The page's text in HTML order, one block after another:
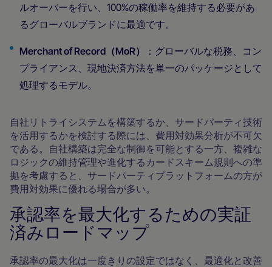
ルオーバーを行い、100%の稼働率を維持する必要があ
るグローバルブランドに最適です。
Merchant of Record（MoR）
：グローバルな税務、コン
プライアンス、現地決済方法を単一のパッケージとして
処理するモデル。
自社リトライシステムを構築するか、サードパーティ技術
を活用するかを検討する際には、費用対効果分析が不可欠
である。自社構築は完全な制御を可能とする一方、複雑な
ロジックの維持管理や進化するカードスキーム規則への準
拠を考慮すると、サードパーティプラットフォームの方が
費用対効果に優れる場合が多い。
承認率を最大化するための実証
済みロードマップ
承認率の最大化は一度きりの設定ではなく、最適化と改善